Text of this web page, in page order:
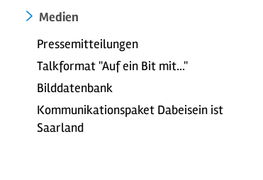
Medien
Pressemitteilungen
Talkformat "Auf ein Bit mit..."
Bilddatenbank
Kommunikationspaket Dabeisein ist
Saarland